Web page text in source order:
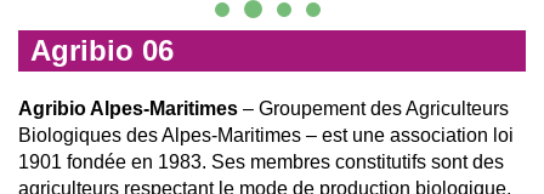
Agribio 06
Agribio Alpes-Maritimes– Groupement des Agriculteurs
Biologiques des Alpes-Maritimes – est une association loi
1901 fondée en 1983. Ses membres constitutifs sont des